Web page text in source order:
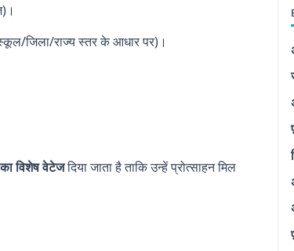
जिला/राज्य स्तर के आधार पर)।
विशेष वेटेजदिया जाता है ताकि उन्हें प्रोत्साहन मिल